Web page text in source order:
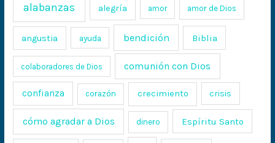
alabanzas alegría amor amor de Dios
angustia ayuda bendición Biblia
colaboradores de Dios comunión con Dios
confianza corazón crecimiento crisis
cómo agradar a Dios dinero Espíritu Santo